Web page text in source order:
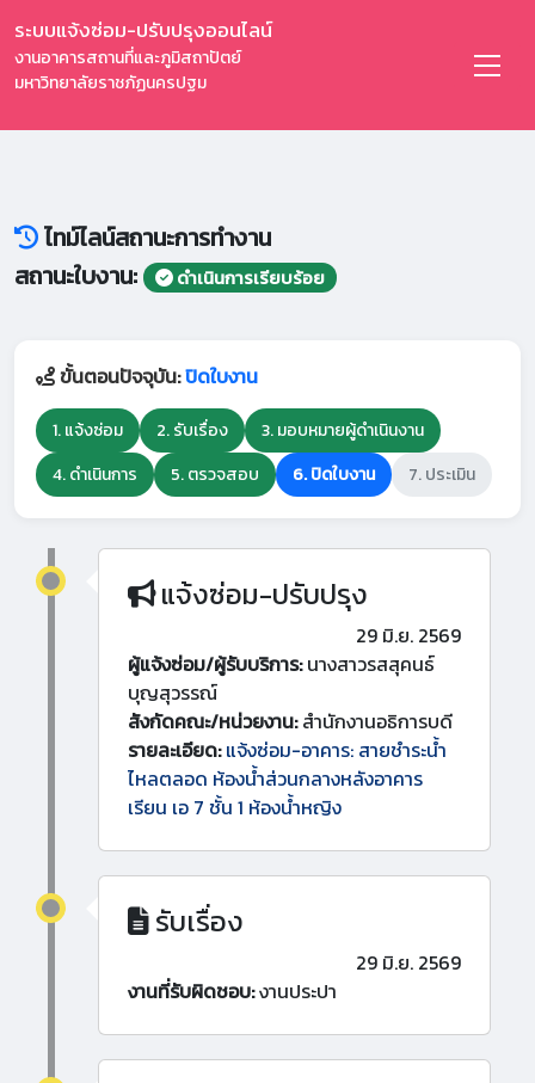
ระบบแจ้งซ่อม-ปรับปรุงออนไลน์
งานอาคารสถานที่และภูมิสถาปัตย์
มหาวิทยาลัยราชภัฏนครปฐม
ไทม์ไลน์สถานะการทำงาน
สถานะใบงาน:
ดำเนินการเรียบร้อย
ขั้นตอนปัจจุบัน:ปิดใบงาน
1. แจ้งซ่อม 2. รับเรื่อง
3. มอบหมายผู้ดำเนินงาน
4. ดำเนินการ
5. ตรวจสอบ 6. ปิดใบงาน 7. ประเมิน
แจ้งซ่อม-ปรับปรุง
29 มิ.ย. 2569
ผู้แจ้งซ่อม/ผู้รับบริการ:นางสาวรสสุคนธ์
บุญสุวรรณ์
สังกัดคณะ/หน่วยงาน:สำนักงานอธิการบดี
รายละเอียด: แจ้งซ่อม-อาคาร: สายชำระน้ำ
ไหลตลอด ห้องน้ำส่วนกลางหลังอาคาร
เรียน เอ 7 ชั้น 1 ห้องน้ำหญิง
รับเรื่อง
29 มิ.ย. 2569
งานที่รับผิดชอบ:งานประปา